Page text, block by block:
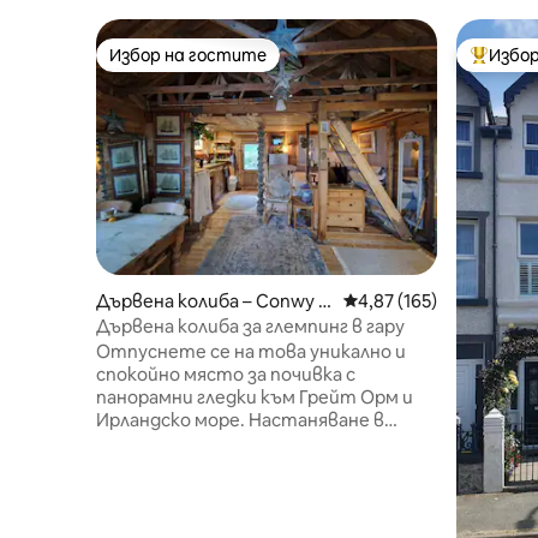
Избор на гостите
Избор на гостите
Дървена колиба – Conwy P
rincipal Area
Средна оценка: 4,87
4,87 (165)
Дървена колиба за глемпинг в гару
Отпуснете се на това уникално и
спокойно място за почивка с
панорамни гледки към Грейт Орм и
Ирландско море. Настаняване в
Най-